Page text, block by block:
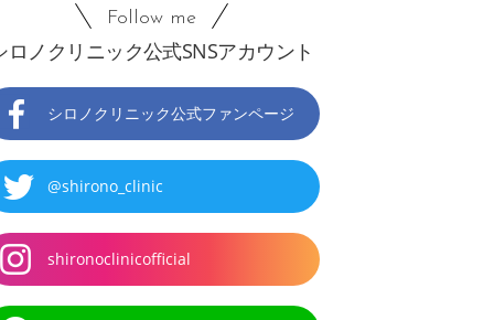
Follow me
ロノクリニック公式SNSアカウント
シロノクリニック公式ファンページ
@shirono_clinic
shironoclinicofficial